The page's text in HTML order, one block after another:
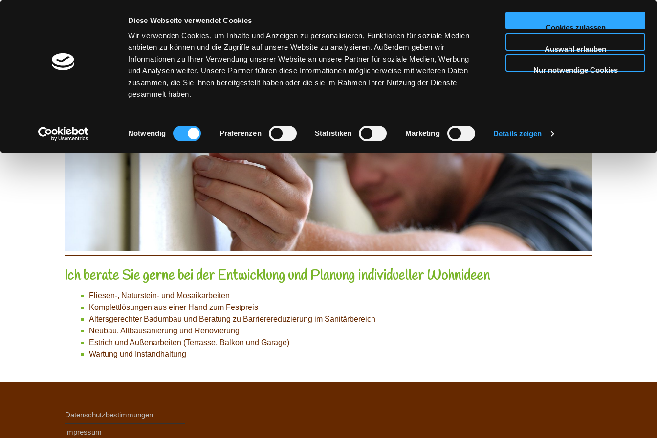
Diese Webseite verwendet Cookies
Wir verwenden Cookies, um Inhalte und Anzeigen zu personalisieren, Funktionen für soziale Medien
anbieten zu können und die Zugriffe auf unsere Website zu analysieren. Außerdem geben wir
Informationen zu Ihrer Verwendung unserer Website an unsere Partner für soziale Medien, Werbung
und Analysen weiter. Unsere Partner führen diese Informationen möglicherweise mit weiteren Daten
zusammen, die Sie ihnen bereitgestellt haben oder die sie im Rahmen Ihrer Nutzung der Dienste
gesammelt haben.
Einwilligungsauswahl
Notwendig Präferenzen Statistiken Marketing Details zeigen
Cookies zulassen
Auswahl erlauben
Nur notwendige Cookies
Fliesenleger VS
Design und Perfektion
Ich berate Sie gerne bei der Entwicklung und Planung individueller Wohnideen
Fliesen-, Naturstein- und Mosaikarbeiten
Komplettlösungen aus einer Hand zum Festpreis
Altersgerechter Badumbau und Beratung zu Barrierereduzierung im Sanitärbereich
Neubau, Altbausanierung und Renovierung
Estrich und Außenarbeiten (Terrasse, Balkon und Garage)
Wartung und Instandhaltung
Datenschutzbestimmungen
Impressum